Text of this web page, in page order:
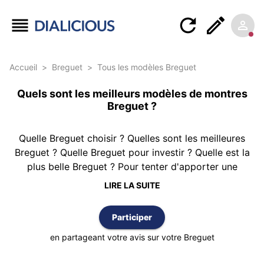
Accueil > Breguet > Tous les modèles Breguet
Quels sont les meilleurs modèles de montres
Breguet ?
Quelle Breguet choisir ? Quelles sont les meilleures
Breguet ? Quelle Breguet pour investir ? Quelle est la
plus belle Breguet ? Pour tenter d'apporter une
réponse, Dialicious vous propose ce classement des
d’authentiques clients possédant au moins une
Breguet. Le classement est réalisé selon la meilleure
note moyenne et vous pouvez également trier cette
LIRE LA SUITE
Participer
en partageant votre avis sur votre Breguet